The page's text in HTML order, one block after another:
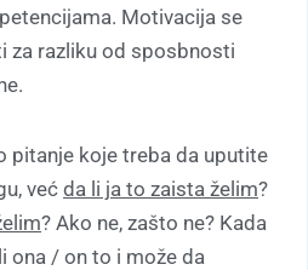
Motivacija se
za razliku od sposbnosti
pitanje koje treba da uputite
već da li ja to zaista želim?
? Ako ne, zašto ne? Kada
ona / on to i može da